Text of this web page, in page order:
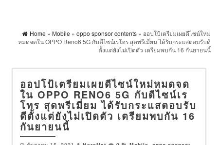
Home » Mobile » oppo sponsor contents » ออปโป้เตรียมเผยดีไซน์ใหม่
หมดจดใน OPPO Reno6 5G กับดีไซน์เรโทร สุดพรีเมี่ยม ได้รับกระแสตอบรับดี
ตั้งแต่ยังไม่เปิดตัว เตรียมพบกัน 16 กันยายนนี้
ออปโป้เตรียมเผยดีไซน์ใหม่หมดจด
ใน OPPO RENO6 5G กับดีไซน์เร
โทร สุดพรีเมี่ยม ได้รับกระแสตอบรับ
ดีตั้งแต่ยังไม่เปิดตัว เตรียมพบกัน 16
กันยายนนี้